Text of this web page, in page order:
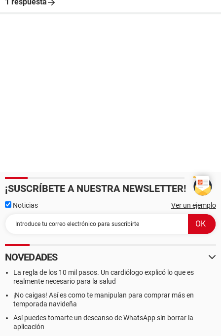
¡SUSCRÍBETE A NUESTRA NEWSLETTER!
Noticias Ver un ejemplo
NOVEDADES
La regla de los 10 mil pasos. Un cardiólogo explicó lo que es
realmente necesario para la salud
¡No caigas! Así es como te manipulan para comprar más en
temporada navideña
Así puedes tomarte un descanso de WhatsApp sin borrar la
aplicación